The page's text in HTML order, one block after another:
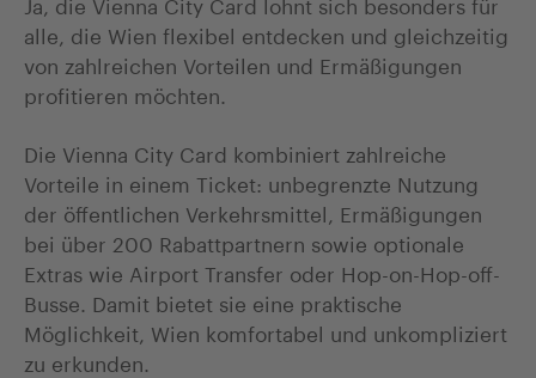
alle, die Wien flexibel entdecken und gleichzeitig
von zahlreichen Vorteilen und Ermäßigungen
profitieren möchten.
Die Vienna City Card kombiniert zahlreiche
Vorteile in einem Ticket: unbegrenzte Nutzung
der öffentlichen Verkehrsmittel, Ermäßigungen
bei über 200 Rabattpartnern sowie optionale
Extras wie Airport Transfer oder Hop-on-Hop-off-
Busse. Damit bietet sie eine praktische
Möglichkeit, Wien komfortabel und unkompliziert
zu erkunden.